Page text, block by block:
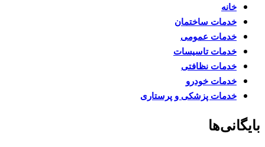
خانه
خدمات ساختمان
خدمات عمومی
خدمات تاسیسات
خدمات نظافتی
خدمات خودرو
خدمات پزشکی و پرستاری
بایگانی‌ها